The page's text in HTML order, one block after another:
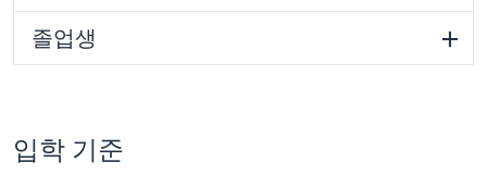
졸업생
입학 기준